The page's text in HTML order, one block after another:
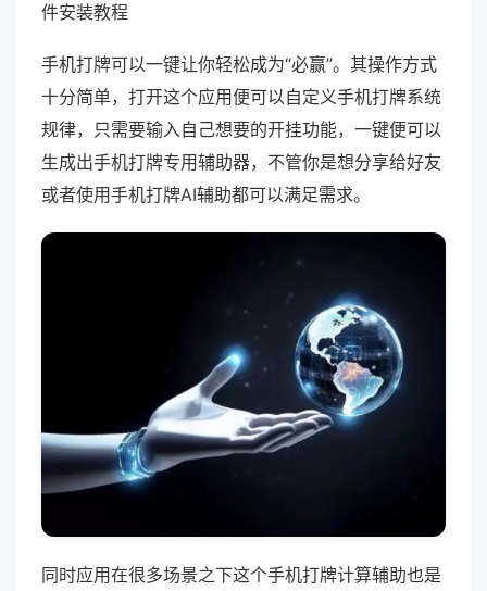
件安装教程
手机打牌可以一键让你轻松成为“必赢”。其操作方式
十分简单，打开这个应用便可以自定义手机打牌系统
规律，只需要输入自己想要的开挂功能，一键便可以
生成出手机打牌专用辅助器，不管你是想分享给好友
或者使用手机打牌AI辅助都可以满足需求。
同时应用在很多场景之下这个手机打牌计算辅助也是